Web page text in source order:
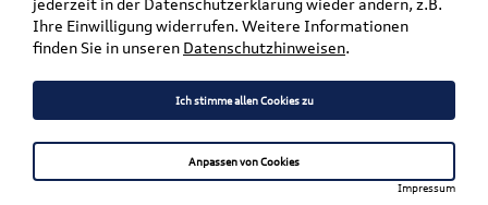
Modell wählen
Karosserieform wählen
Ihre Einwilligung widerrufen. Weitere Informationen
finden Sie in unseren Datenschutzhinweisen.
Ich stimme allen Cookies zu
Anpassen von Cookies
Impressum